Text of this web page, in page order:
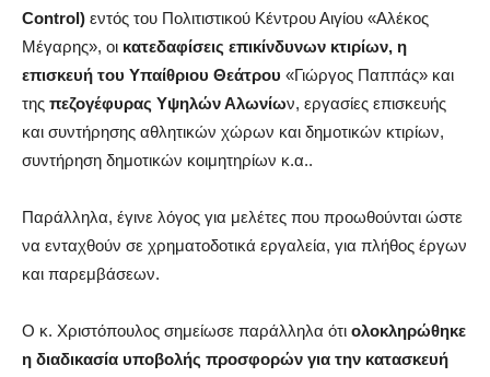
Control) εντός του Πολιτιστικού Κέντρου Αιγίου «Αλέκος
Μέγαρης», οι κατεδαφίσεις επικίνδυνων κτιρίων, η
επισκευή του Υπαίθριου Θεάτρου «Γιώργος Παππάς» και
της πεζογέφυρας Υψηλών Αλωνίων, εργασίες επισκευής
και συντήρησης αθλητικών χώρων και δημοτικών κτιρίων,
συντήρηση δημοτικών κοιμητηρίων κ.α..
Παράλληλα, έγινε λόγος για μελέτες που προωθούνται ώστε
να ενταχθούν σε χρηματοδοτικά εργαλεία, για πλήθος έργων
και παρεμβάσεων.
Ο κ. Χριστόπουλος σημείωσε παράλληλα ότι ολοκληρώθηκε
η διαδικασία υποβολής προσφορών για την κατασκευή